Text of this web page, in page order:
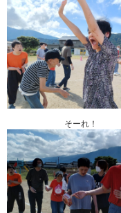
そーれ！